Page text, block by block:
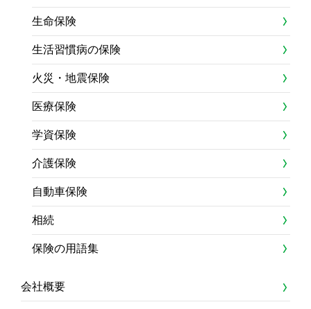
生命保険
生活習慣病の保険
火災・地震保険
医療保険
学資保険
介護保険
自動車保険
相続
保険の用語集
会社概要